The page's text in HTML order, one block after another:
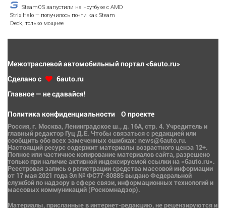
SteamOS запустили на ноутбуке с AMD
Strix Halo — получилось почти как Steam
Deck, только мощнее
Межотраслевой автомобильный портал «6auto.ru»
Сделано с
6auto.ru
Главное — не сдавайся!
Политика конфиденциальности О проекте
Россия, г. Москва, Ленинградское ш., д. 16А, стр. 4. Учредитель и
главный редактор Гуц Д.Е. Чтобы связаться с редакцией или
сообщить обо всех замеченных ошибках: news@6auto.ru.
Настоящий ресурс содержит материалы возрастного ценза 12+.
Полное или частичное копирование материалов сайта, разрешено
только при наличие активной индексируемой ссылки на «6auto.ru».
Реестровая запись о регистрации средства массовой информации
от 17 мая 2021 года Эл № ФС77-80885 выдано Федеральной
службой по надзору в сфере связи, информационных технологий и
массовых коммуникаций (Роскомнадзор).
Материалы, присланные в интернет-редакцию, не рецензируются и